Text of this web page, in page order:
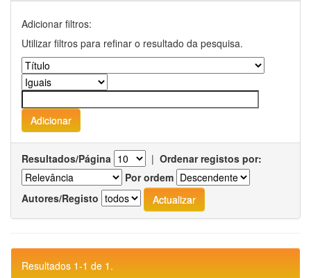
Adicionar filtros:
Utilizar filtros para refinar o resultado da pesquisa.
Resultados/Página | Ordenar registos por:
Por ordem
Autores/Registo
Resultados 1-1 de 1.